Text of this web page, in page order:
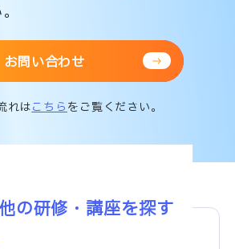
お問い合わせ
れはこちらをご覧ください。
の研修・講座を探す